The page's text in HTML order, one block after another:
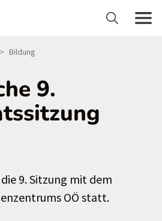
Bildung
9.
9. Sitzung mit dem
OÖ statt.